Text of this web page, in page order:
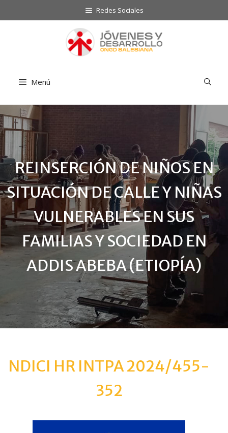
al
Redes Sociales
Menú
REINSERCIÓN DE NIÑOS EN
SITUACIÓN DE CALLE Y NIÑAS
VULNERABLES EN SUS
FAMILIAS Y SOCIEDAD EN
ADDIS ABEBA (ETIOPÍA)
NDICI HR INTPA 2024/455-
352